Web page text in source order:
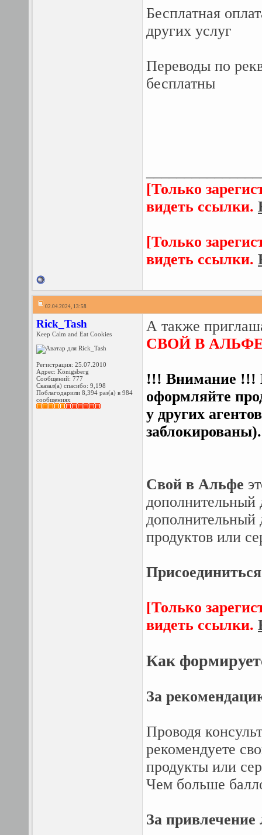
Бесплатная
других услуг
Переводы по
бесплатны
[Только
видеть ссылки.
[Только
видеть ссылки.
02.04.2024, 13:58
Rick_Tash
Keep Calm and Eat Cookies
Регистрация: 25.07.2010
Адрес: Königsberg
Сообщений: 777
Сказал(а) спасибо: 9,198
Поблагодарили 8,394 раз(а) в 984
сообщениях
А также
СВОЙ В
!!! Внимание !!!
оформляйте
у других
заблокированы).
Свой в Альфe
дополнительный
дополнительный
продуктов или
Присоединиться
[Только
видеть ссылки.
Как
За
Проводя
рекомендуете
продукты или
Чем больше
За привлечение